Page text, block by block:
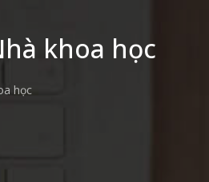
khoa học
học